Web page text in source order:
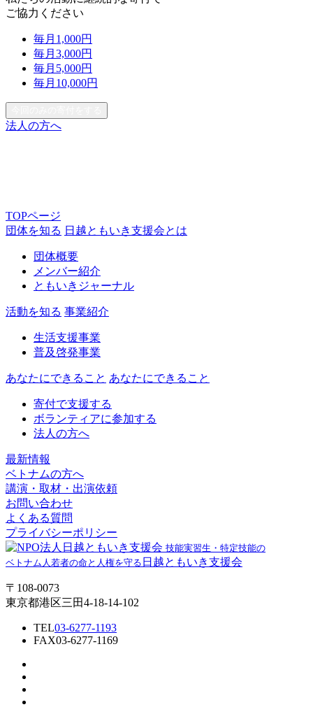
ご協力ください
毎月 1,000円
毎月 3,000円
毎月 5,000円
毎月 10,000円
法人の方へ
TOPページ
団体を知る 日越ともいき支援会とは
団体概要
メンバー紹介
ともいきジャーナル
活動を知る 事業紹介
生活支援事業
普及啓発事業
あなたにできること あなたにできること
寄付で支援する
ボランティアに参加する
法人の方へ
最新情報
ベトナムの方へ
講演・取材・出演依頼
お問い合わせ
よくある質問
プライバシーポリシー
技能実習生・特定技能の
ベトナム人若者の命と人権を守る 日越ともいき支援会
〒108-0073
東京都港区三田4-18-14-102
TEL03-6277-1193
FAX03-6277-1169